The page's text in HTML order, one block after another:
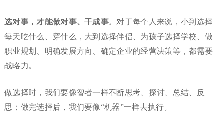
选对事，才能做对事、干成事。对于每个人来说，小到选择
每天吃什么、穿什么，大到选择伴侣、为孩子选择学校、做
职业规划、明确发展方向、确定企业的经营决策等，都需要
战略力。
做选择时，我们要像智者一样不断思考、探讨、总结、反
思；做完选择后，我们要像“机器”一样去执行。